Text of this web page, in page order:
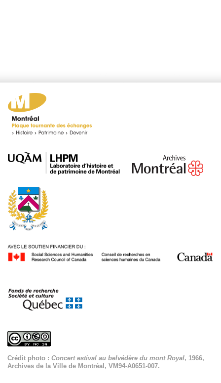
Crédit photo : Concert estival au belvédère du mont Royal, 1966,
Archives de la Ville de Montréal, VM94-A0651-007.